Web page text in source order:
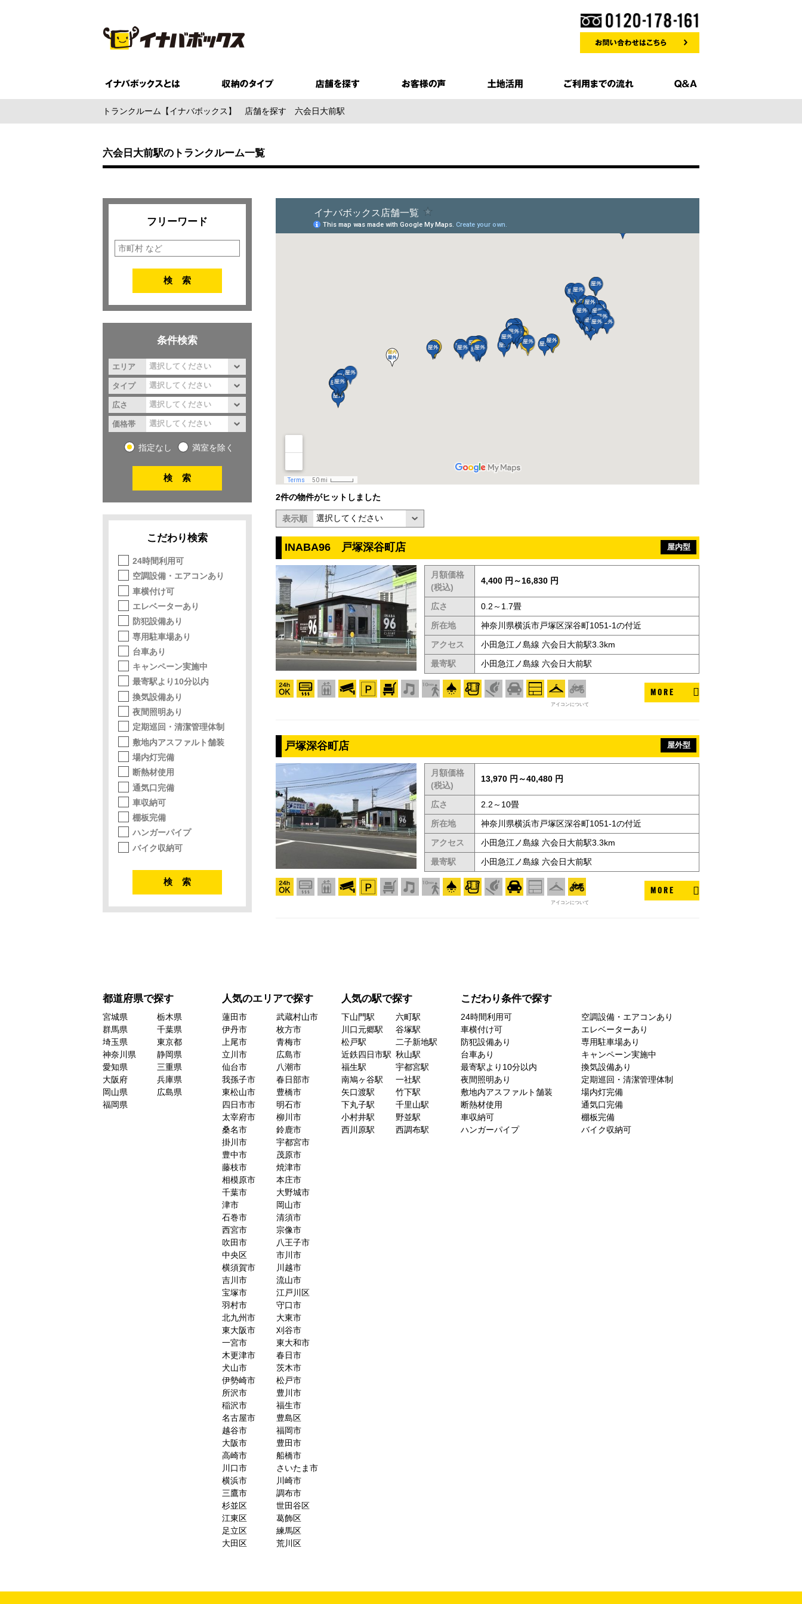
トランクルーム【イナバボックス】 店舗を探す 六会日大前駅
六会日大前駅のトランクルーム一覧
2件の物件がヒットしました
表示順
INABA96 戸塚深谷町店 屋内型
月額価格
(税込)
4,400 円～16,830 円
広さ
0.2～1.7畳
所在地
神奈川県横浜市戸塚区深谷町1051-1の付近
アクセス
小田急江ノ島線 六会日大前駅3.3km
最寄駅
小田急江ノ島線 六会日大前駅
アイコンについて
MORE
戸塚深谷町店 屋外型
月額価格
(税込)
13,970 円～40,480 円
広さ
2.2～10畳
所在地
神奈川県横浜市戸塚区深谷町1051-1の付近
アクセス
小田急江ノ島線 六会日大前駅3.3km
最寄駅
小田急江ノ島線 六会日大前駅
アイコンについて
MORE
フリーワード
条件検索
エリア
タイプ
広さ
価格帯
指定なし 満室を除く
こだわり検索
24時間利用可
空調設備・エアコンあり
車横付け可
エレベーターあり
防犯設備あり
専用駐車場あり
台車あり
キャンペーン実施中
最寄駅より10分以内
換気設備あり
夜間照明あり
定期巡回・清潔管理体制
敷地内アスファルト舗装
場内灯完備
断熱材使用
通気口完備
車収納可
棚板完備
ハンガーパイプ
バイク収納可
都道府県で探す
宮城県
栃木県
群馬県
千葉県
埼玉県
東京都
神奈川県
静岡県
愛知県
三重県
大阪府
兵庫県
岡山県
広島県
福岡県
人気のエリアで探す
蓮田市
武蔵村山市
伊丹市
枚方市
上尾市
青梅市
立川市
広島市
仙台市
八潮市
我孫子市
春日部市
東松山市
豊橋市
四日市市
明石市
太宰府市
柳川市
桑名市
鈴鹿市
掛川市
宇都宮市
豊中市
茂原市
藤枝市
焼津市
相模原市
本庄市
千葉市
大野城市
津市
岡山市
石巻市
清須市
西宮市
宗像市
吹田市
八王子市
中央区
市川市
横須賀市
川越市
吉川市
流山市
宝塚市
江戸川区
羽村市
守口市
北九州市
大東市
東大阪市
刈谷市
一宮市
東大和市
木更津市
春日市
犬山市
茨木市
伊勢崎市
松戸市
所沢市
豊川市
稲沢市
福生市
名古屋市
豊島区
越谷市
福岡市
大阪市
豊田市
高崎市
船橋市
川口市
さいたま市
横浜市
川崎市
三鷹市
調布市
杉並区
世田谷区
江東区
葛飾区
足立区
練馬区
大田区
荒川区
人気の駅で探す
下山門駅
六町駅
川口元郷駅
谷塚駅
松戸駅
二子新地駅
近鉄四日市駅 秋山駅
福生駅
宇都宮駅
南鳩ヶ谷駅
一社駅
矢口渡駅
竹下駅
下丸子駅
千里山駅
小村井駅
野並駅
西川原駅
西調布駅
こだわり条件で探す
24時間利用可
空調設備・エアコンあり
車横付け可
エレベーターあり
防犯設備あり
専用駐車場あり
台車あり
キャンペーン実施中
最寄駅より10分以内
換気設備あり
夜間照明あり
定期巡回・清潔管理体制
敷地内アスファルト舗装
場内灯完備
断熱材使用
通気口完備
車収納可
棚板完備
ハンガーパイプ
バイク収納可